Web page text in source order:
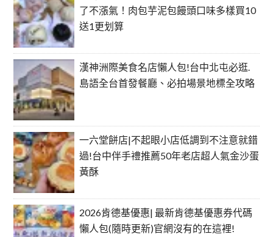
了不漲氣！肉包芋泥包饅頭口味多樣買10
送1更划算
漢神洲際美食名店懶人包!台中北屯必逛.
島語全台首發餐廳、必拍場景地標全攻略
一六堂餅店|不起眼小店低調到不注意就錯
過!台中伴手禮推薦50年老店超人氣金沙蛋
黃酥
2026肯德基優惠| 最新肯德基優惠券代碼
懶人包(隨時更新)官網沒有的在這裡!